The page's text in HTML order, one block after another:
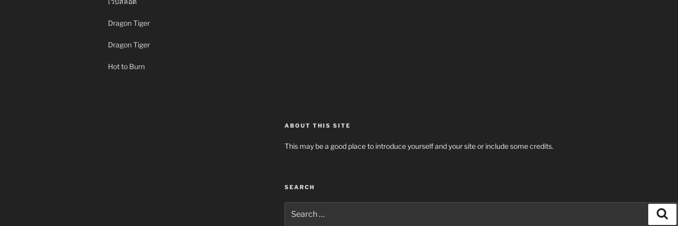
Dragon Tiger
Dragon Tiger
Hot to Burn
ABOUT THIS SITE
This may be a good place to introduce yourself and your site or include some credits.
SEARCH
for: